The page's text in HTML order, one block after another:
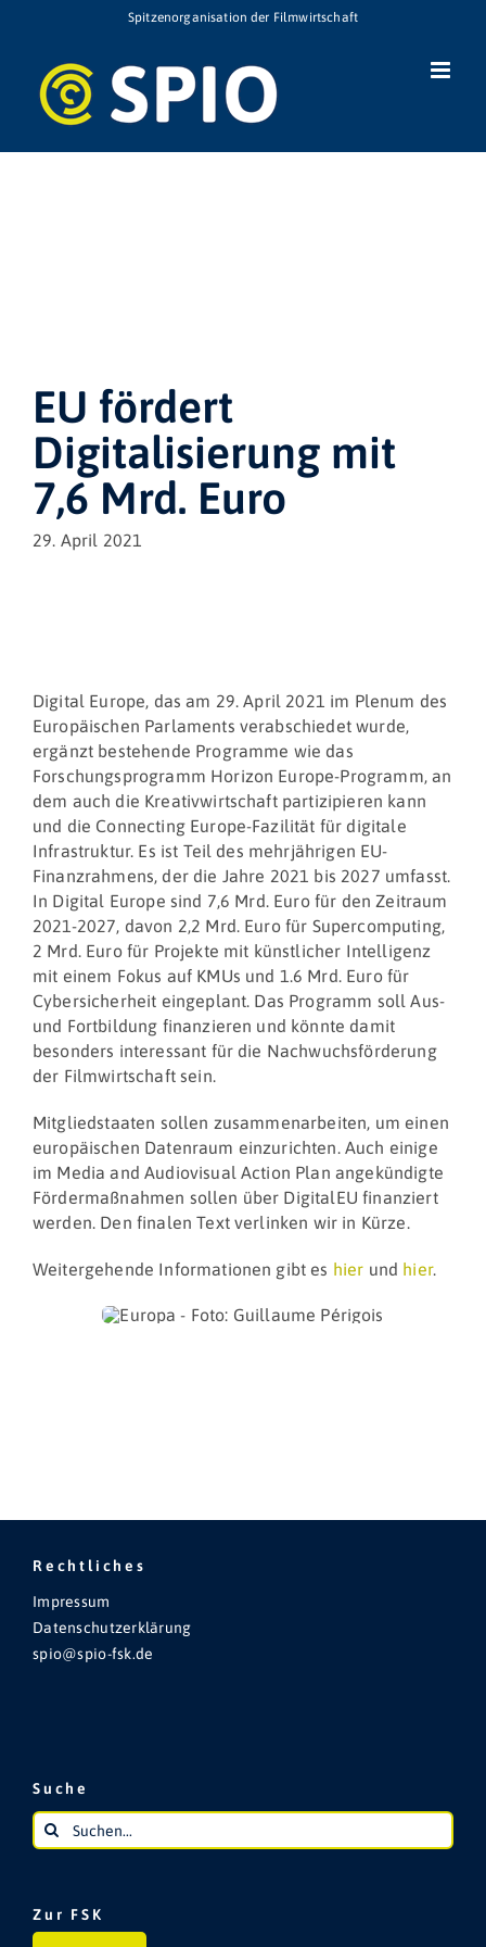
springen
Spitzenorganisation der Filmwirtschaft
EU fördert
Digitalisierung mit
7,6 Mrd. Euro
29. April 2021
Digital Europe, das am 29. April 2021 im Plenum des
Europäischen Parlaments verabschiedet wurde,
ergänzt bestehende Programme wie das
Forschungsprogramm Horizon Europe-Programm, an
dem auch die Kreativwirtschaft partizipieren kann
und die Connecting Europe-Fazilität für digitale
Infrastruktur. Es ist Teil des mehrjährigen EU-
Finanzrahmens, der die Jahre 2021 bis 2027 umfasst.
In Digital Europe sind 7,6 Mrd. Euro für den Zeitraum
2021-2027, davon 2,2 Mrd. Euro für Supercomputing,
2 Mrd. Euro für Projekte mit künstlicher Intelligenz
mit einem Fokus auf KMUs und 1.6 Mrd. Euro für
Cybersicherheit eingeplant. Das Programm soll Aus-
und Fortbildung finanzieren und könnte damit
besonders interessant für die Nachwuchsförderung
der Filmwirtschaft sein.
Mitgliedstaaten sollen zusammenarbeiten, um einen
europäischen Datenraum einzurichten. Auch einige
im Media and Audiovisual Action Plan angekündigte
Fördermaßnahmen sollen über DigitalEU finanziert
werden. Den finalen Text verlinken wir in Kürze.
Weitergehende Informationen gibt es hier und hier.
Rechtliches
Impressum
Datenschutzerklärung
spio@spio-fsk.de
Suche
Suche
nach:
Zur FSK